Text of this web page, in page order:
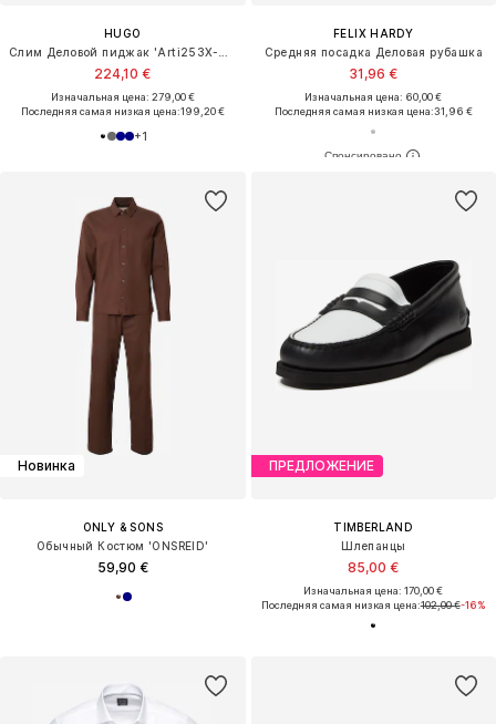
HUGO
224,10 €
Изначальная цена: 279,00 €
Последняя самая низкая цена:199,20 €
+1
FELIX HARDY
Средняя посадка Деловая рубашка
31,96 €
Изначальная цена: 60,00 €
Последняя самая низкая цена:31,96 €
Новинка
ONLY & SONS
Обычный Костюм 'ONSREID'
59,90 €
ПРЕДЛОЖЕНИЕ
TIMBERLAND
Шлепанцы
85,00 €
Изначальная цена: 170,00 €
Последняя самая низкая цена:102,00 €-16%